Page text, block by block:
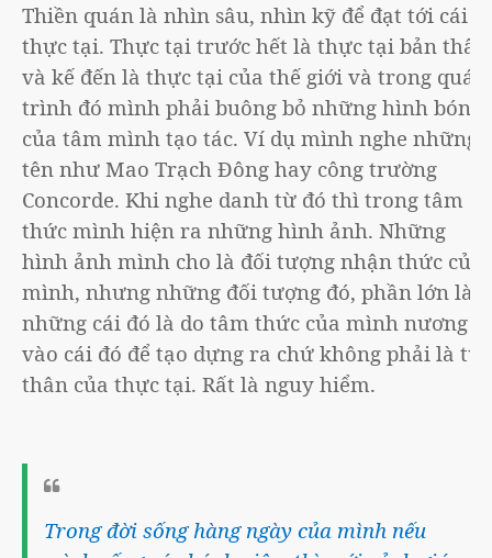
Thiền quán là nhìn sâu, nhìn kỹ để đạt tới cái
thực tại. Thực tại trước hết là thực tại bản thân
và kế đến là thực tại của thế giới và trong quá
trình đó mình phải buông bỏ những hình bóng
của tâm mình tạo tác. Ví dụ mình nghe những
tên như Mao Trạch Đông hay công trường
Concorde. Khi nghe danh từ đó thì trong tâm
thức mình hiện ra những hình ảnh. Những
hình ảnh mình cho là đối tượng nhận thức của
mình, nhưng những đối tượng đó, phần lớn là
những cái đó là do tâm thức của mình nương
vào cái đó để tạo dựng ra chứ không phải là tự
thân của thực tại. Rất là nguy hiểm.
Trong đời sống hàng ngày của mình nếu